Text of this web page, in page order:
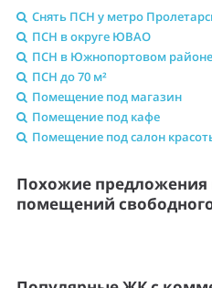
Снять ПСН у метро
ПСН в округе ЮВАО
ПСН в Южнопортовом районе
ПСН до 70 м²
Помещение под магазин
Помещение под кафе
Помещение под салон
Похожие предложения
помещений